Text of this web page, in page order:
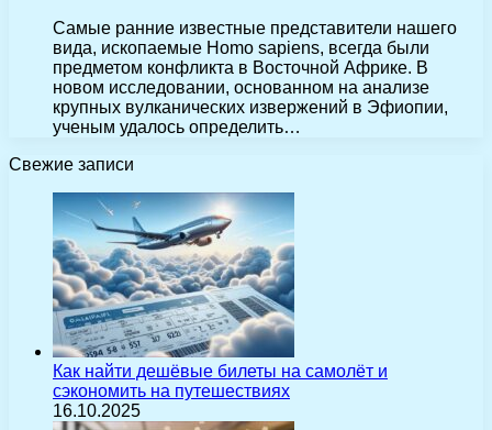
Самые ранние известные представители нашего
вида, ископаемые Homo sapiens, всегда были
предметом конфликта в Восточной Африке. В
новом исследовании, основанном на анализе
крупных вулканических извержений в Эфиопии,
ученым удалось определить…
Свежие записи
Как найти дешёвые билеты на самолёт и
сэкономить на путешествиях
16.10.2025